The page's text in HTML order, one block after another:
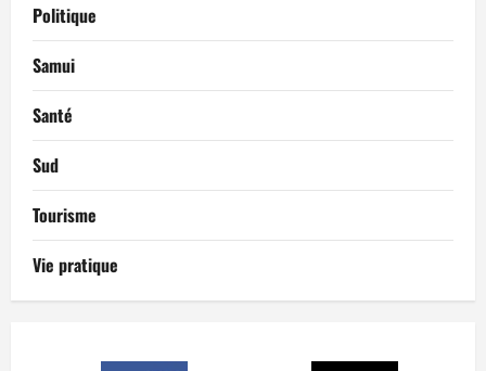
Politique
Samui
Santé
Sud
Tourisme
Vie pratique